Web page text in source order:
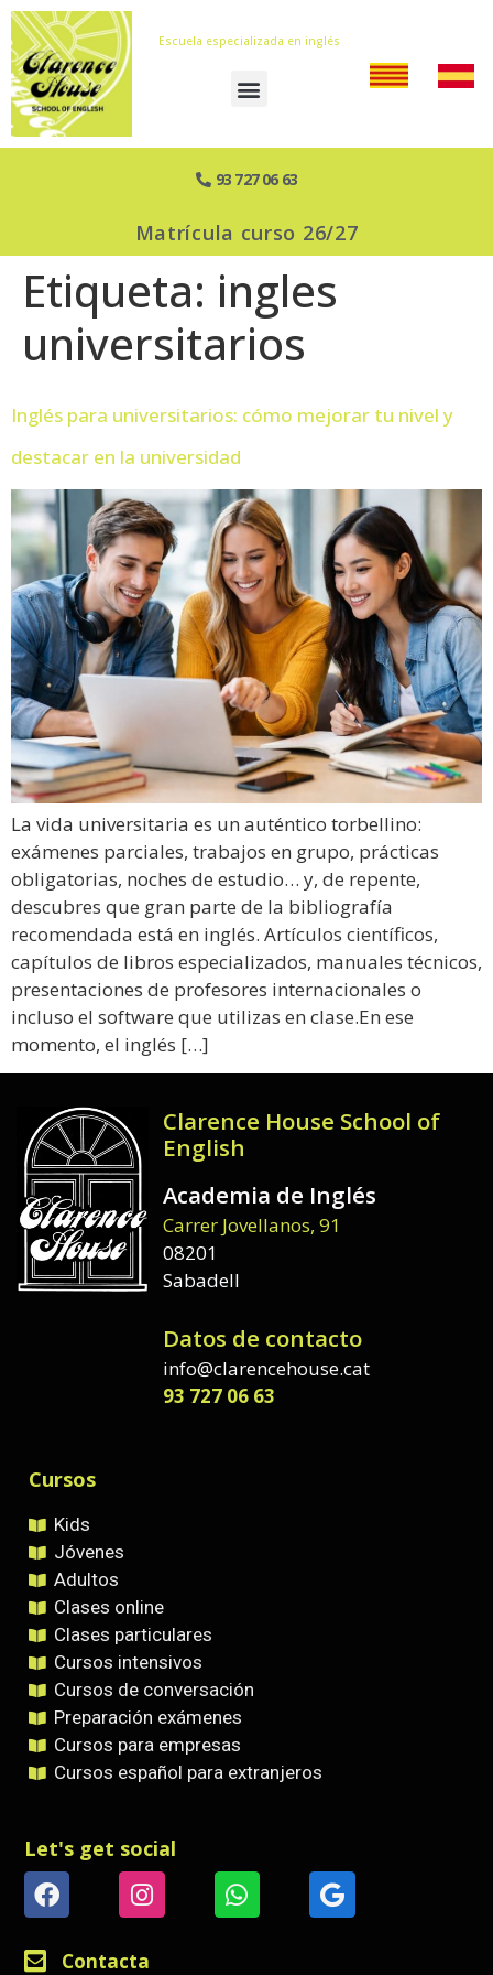
Escuela especializada en inglés
93 727 06 63
Matrícula curso 26/27
Etiqueta: ingles
universitarios
Inglés para universitarios: cómo mejorar tu nivel y
destacar en la universidad
La vida universitaria es un auténtico torbellino:
exámenes parciales, trabajos en grupo, prácticas
obligatorias, noches de estudio… y, de repente,
descubres que gran parte de la bibliografía
recomendada está en inglés. Artículos científicos,
capítulos de libros especializados, manuales técnicos,
presentaciones de profesores internacionales o
incluso el software que utilizas en clase.En ese
momento, el inglés […]
Clarence House School of
English
Academia de Inglés
Carrer Jovellanos, 91
08201
Sabadell
Datos de contacto
info@clarencehouse.cat
93 727 06 63
Cursos
Kids
Jóvenes
Adultos
Clases online
Clases particulares
Cursos intensivos
Cursos de conversación
Preparación exámenes
Cursos para empresas
Cursos español para extranjeros
Let's get social
Contacta